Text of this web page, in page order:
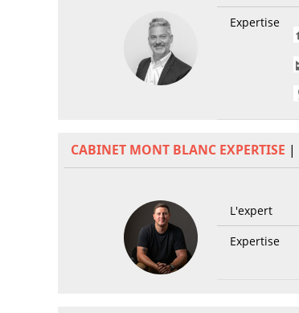
Expertise
CABINET MONT BLANC EXPERTISE |
L'expert
Expertise